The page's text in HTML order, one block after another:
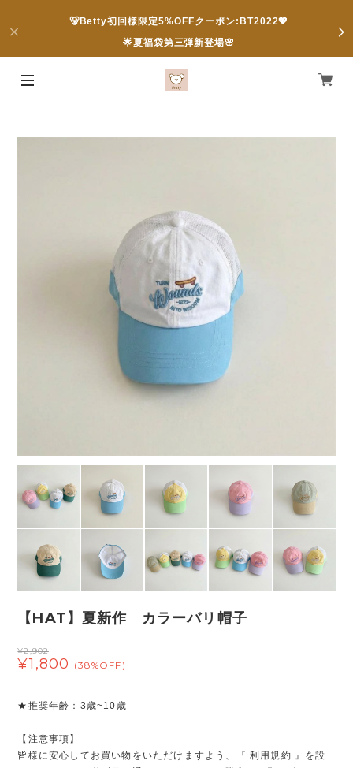
🐻Betty初回様限定5%OFFクーポン:BT2022💖
🌟夏福袋第三弾新登場🌸
【HAT】夏新作 カラーバリ帽子
¥2,902
¥1,800 (38%OFF)
★推奨年齢：3歳~10歳
【注意事項】
皆様に安心してお買い物をいただけますよう、『 利用規約 』を設